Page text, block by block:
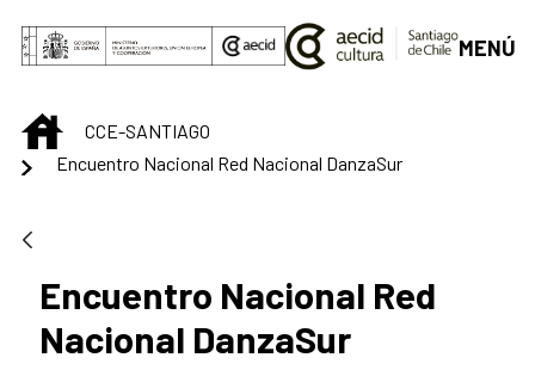
Saltar al contenido principal
MENÚ
INICIOCCE-SANTIAGO
Encuentro Nacional Red Nacional DanzaSur
Encuentro Nacional Red
Nacional DanzaSur